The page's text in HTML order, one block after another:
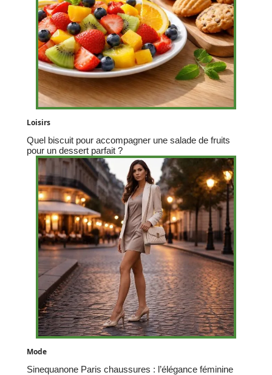
Loisirs
Quel biscuit pour accompagner une salade de fruits
pour un dessert parfait ?
Mode
Sinequanone Paris chaussures : l’élégance féminine